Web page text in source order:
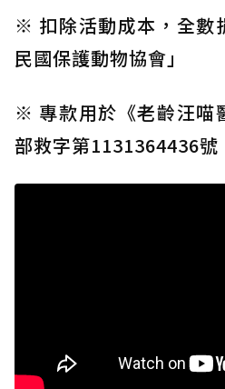
※ 扣除活動成本，全數
民國保護動物協會」
※ 專款用於《老齡汪喵
部救字第1131364436號